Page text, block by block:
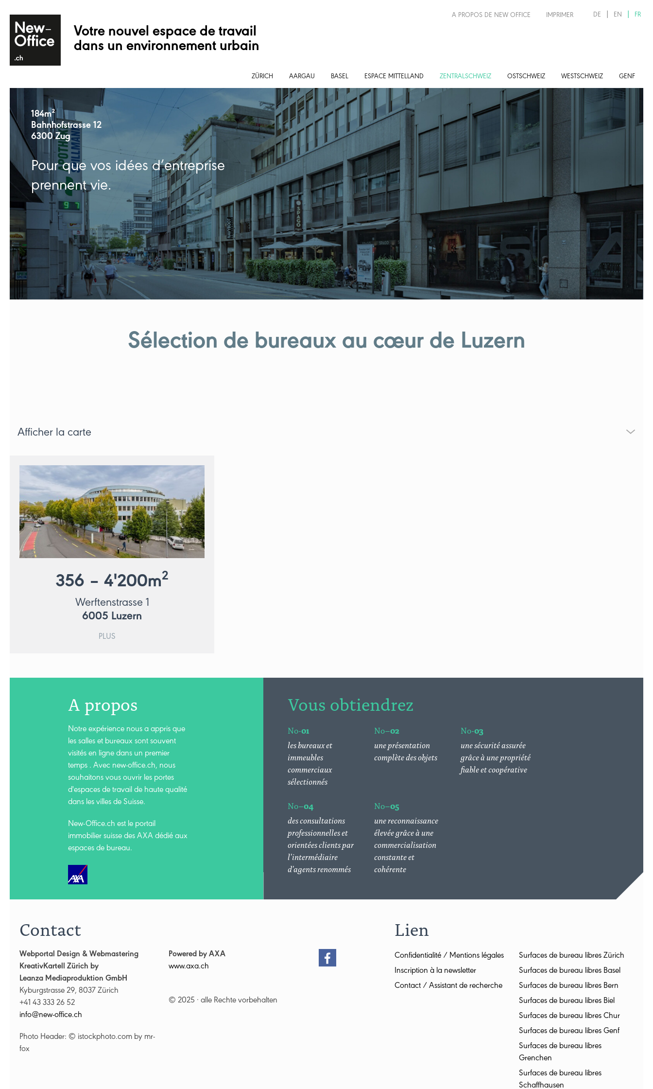
Votre nouvel espace de travail
dans un environnement urbain
DE EN FR
A PROPOS DE NEW OFFICE IMPRIMER
ZÜRICH AARGAU BASEL ESPACE MITTELLAND ZENTRALSCHWEIZ OSTSCHWEIZ WESTSCHWEIZ GENF
184m²
Bahnhofstrasse 12
6300 Zug
Pour que vos idées d’entreprise
prennent vie.
Sélection de bureaux au cœur de Luzern
Afficher la carte
356 – 4'200m2
Werftenstrasse 1
6005 Luzern
PLUS
A propos
Notre expérience nous a appris que
les salles et bureaux sont souvent
visités en ligne dans un premier
temps . Avec new-office.ch, nous
souhaitons vous ouvrir les portes
d'espaces de travail de haute qualité
dans les villes de Suisse.
New-Office.ch est le portail
immobilier suisse des AXA dédié aux
espaces de bureau.
Vous obtiendrez
No-01
les bureaux et
immeubles
commerciaux
sélectionnés
No–02
une présentation
complète des objets
No-03
une sécurité assurée
grâce à une propriété
fiable et coopérative
No–04
des consultations
professionnelles et
orientées clients par
l'intermédiaire
d'agents renommés
No–05
une reconnaissance
élevée grâce à une
commercialisation
constante et
cohérente
Contact
Webportal Design & Webmastering
KreativKartell Zürich by
Leanza Mediaproduktion GmbH
Kyburgstrasse 29, 8037 Zürich
+41 43 333 26 52
nf
n w- ffc ch
Photo Header: © istockphoto.com by mr-
fox
Powered by AXA
www.axa.ch
© 2025 · alle Rechte vorbehalten
Lien
Confidentialité / Mentions légales
Inscription à la newsletter
Contact / Assistant de recherche
Surfaces de bureau libres Zürich
Surfaces de bureau libres Basel
Surfaces de bureau libres Bern
Surfaces de bureau libres Biel
Surfaces de bureau libres Chur
Surfaces de bureau libres Genf
Surfaces de bureau libres
Grenchen
Surfaces de bureau libres
Schaffhausen